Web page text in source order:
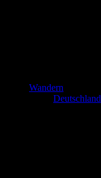
Wandern
Deutschland